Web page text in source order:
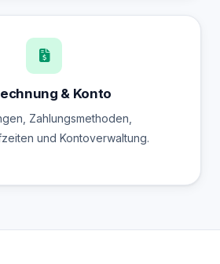
& Konto
Zahlungsmethoden,
und Kontoverwaltung.